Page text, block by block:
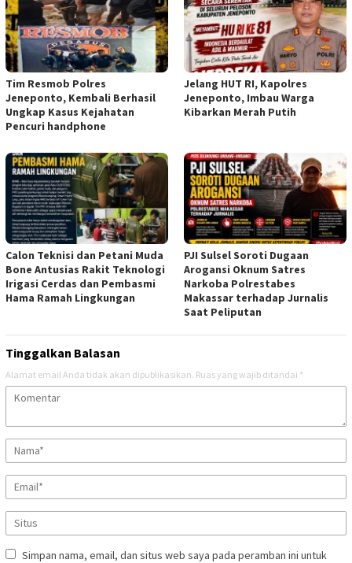
Tim Resmob Polres
Jeneponto, Kembali Berhasil
Ungkap Kasus Kejahatan
Pencuri handphone
Jelang HUT RI, Kapolres
Jeneponto, Imbau Warga
Kibarkan Merah Putih
Calon Teknisi dan Petani Muda
Bone Antusias Rakit Teknologi
Irigasi Cerdas dan Pembasmi
Hama Ramah Lingkungan
PJI Sulsel Soroti Dugaan
Arogansi Oknum Satres
Narkoba Polrestabes
Makassar terhadap Jurnalis
Saat Peliputan
Tinggalkan Balasan
Alamat email Anda tidak akan dipublikasikan. Ruas yang wajib ditandai *
Simpan nama, email, dan situs web saya pada peramban ini untuk